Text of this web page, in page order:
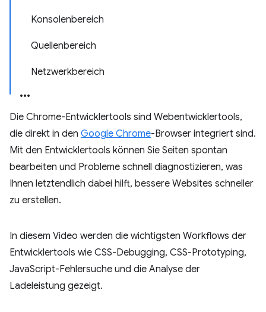
Konsolenbereich
Quellenbereich
Netzwerkbereich
Die Chrome-Entwicklertools sind Webentwicklertools,
die direkt in den Google Chrome-Browser integriert sind.
Mit den Entwicklertools können Sie Seiten spontan
bearbeiten und Probleme schnell diagnostizieren, was
Ihnen letztendlich dabei hilft, bessere Websites schneller
zu erstellen.
In diesem Video werden die wichtigsten Workflows der
Entwicklertools wie CSS-Debugging, CSS-Prototyping,
JavaScript-Fehlersuche und die Analyse der
Ladeleistung gezeigt.